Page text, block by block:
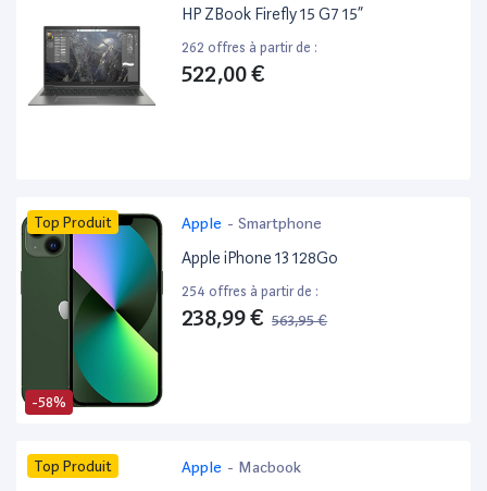
HP ZBook Firefly 15 G7 15”
262 offres à partir de :
522,00 €
-58%
Top Produit Apple - Smartphone
Apple iPhone 13 128Go
254 offres à partir de :
238,99 € 563,95 €
Top Produit Apple - Macbook